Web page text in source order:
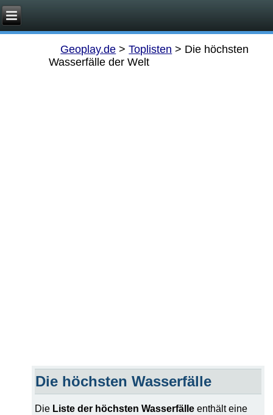
Geoplay.de >Toplisten > Die höchsten
Wasserfälle der Welt
Die höchsten Wasserfälle
Die Liste der höchsten Wasserfälle enthält eine